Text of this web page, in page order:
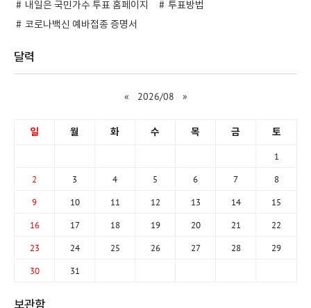
내일은 국민가수 투표 홈페이지
투표방법
코로나백신 예바접종 증명서
달력
« 2026/08 »
일 월 화 수 목 금 토
1
2 3 4 5 6 7 8
9 10 11 12 13 14 15
16 17 18 19 20 21 22
23 24 25 26 27 28 29
30 31
보관함